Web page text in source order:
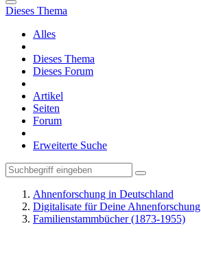
Dieses Thema
Alles
Dieses Thema
Dieses Forum
Artikel
Seiten
Forum
Erweiterte Suche
Ahnenforschung in Deutschland
Digitalisate für Deine Ahnenforschung
Familienstammbücher (1873-1955)